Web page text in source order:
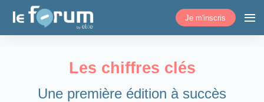
Je m'inscris
Les chiffres clés
Une première édition à succès